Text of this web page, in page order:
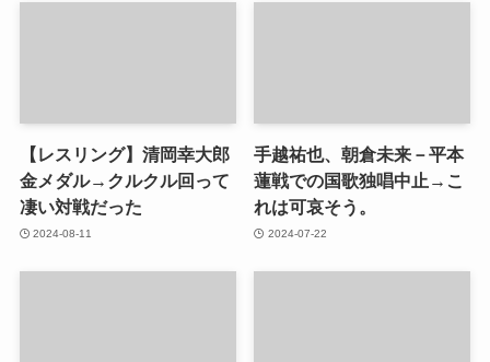
【レスリング】清岡幸大郎
金メダル→クルクル回って
凄い対戦だった
2024-08-11
手越祐也、朝倉未来－平本
蓮戦での国歌独唱中止→こ
れは可哀そう。
2024-07-22